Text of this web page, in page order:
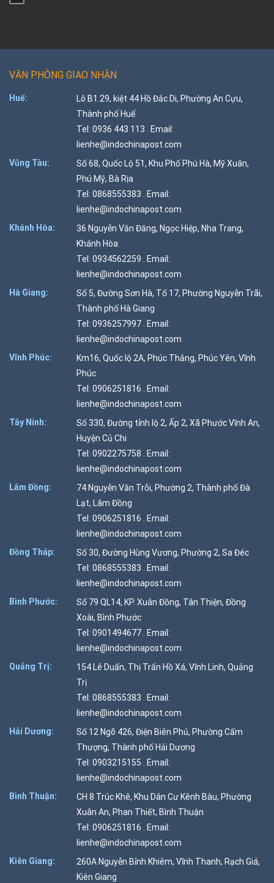
VĂN PHÒNG GIAO NHẬN
Huế:
Lô B1.29, kiệt 44 Hồ Đắc Di, Phường An Cựu,
Thành phố Huế
Tel: 0936 443 113 . Email:
lienhe@indochinapost.com
Vũng Tàu:
Số 68, Quốc Lộ 51, Khu Phố Phú Hà, Mỹ Xuân,
Phú Mỹ, Bà Rịa
Tel: 0868555383 . Email:
lienhe@indochinapost.com
Khánh Hòa:
36 Nguyễn Văn Đăng, Ngọc Hiệp, Nha Trang,
Khánh Hòa
Tel: 0934562259 . Email:
lienhe@indochinapost.com
Hà Giang:
Số 5, Đường Sơn Hà, Tổ 17, Phường Nguyễn Trãi,
Thành phố Hà Giang
Tel: 0936257997 . Email:
lienhe@indochinapost.com
Vĩnh Phúc:
Km16, Quốc lộ 2A, Phúc Thắng, Phúc Yên, Vĩnh
Phúc
Tel: 0906251816 . Email:
lienhe@indochinapost.com
Tây Ninh:
Số 330, Đường tỉnh lộ 2, Ấp 2, Xã Phước Vĩnh An,
Huyện Củ Chi
Tel: 0902275758 . Email:
lienhe@indochinapost.com
Lâm Đồng:
74 Nguyễn Văn Trỗi, Phường 2, Thành phố Đà
Lạt, Lâm Đồng
Tel: 0906251816 . Email:
lienhe@indochinapost.com
Đồng Tháp:
Số 30, Đường Hùng Vương, Phường 2, Sa Đéc
Tel: 0868555383 . Email:
lienhe@indochinapost.com
Bình Phước:
Số 79 QL14, KP. Xuân Đồng, Tân Thiện, Đồng
Xoài, Bình Phước
Tel: 0901494677 . Email:
lienhe@indochinapost.com
Quảng Trị:
154 Lê Duẩn, Thị Trấn Hồ Xá, Vĩnh Linh, Quảng
Trị
Tel: 0868555383 . Email:
lienhe@indochinapost.com
Hải Dương:
Số 12 Ngõ 426, Điện Biên Phủ, Phường Cẩm
Thượng, Thành phố Hải Dương
Tel: 0903215155 . Email:
lienhe@indochinapost.com
Bình Thuận:
CH 8 Trúc Khê, Khu Dân Cư Kênh Bàu, Phường
Xuân An, Phan Thiết, Bình Thuận
Tel: 0906251816 . Email:
lienhe@indochinapost.com
Kiên Giang:
260A Nguyễn Bỉnh Khiêm, Vĩnh Thanh, Rạch Giá,
Kiên Giang